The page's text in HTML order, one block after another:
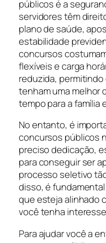
públicos é a
servidores têm
plano de saúde,
estabilidade
concursos
flexíveis e carga
reduzida,
tenham uma melhor
tempo para a família
No entanto, é
concursos públicos
preciso dedicação,
para conseguir ser
processo seletivo
disso, é
que esteja alinhado
você tenha
Para ajudar você a